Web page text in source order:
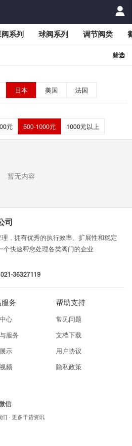
系列 球阀系列 调节阀类
筛选-
日本 美国 法国
元 500-1000元 1000元以上
暂无内容
司
，拥有优秀的执行效率、扩展性和稳定
快速帮您处理各类阀门的企业
36327119
务
心
服务
示
频
帮助支持
常见问题
文档下载
用户协议
隐私政策
信
们 · 更多干货资讯